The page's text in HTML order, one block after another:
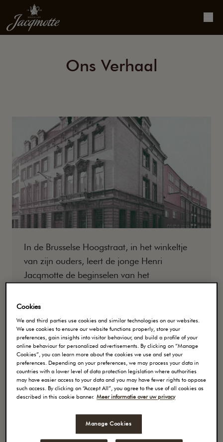
Ons Verhaal
In de Brusselse Hoogstraat, in het winkeltje
van zijn ouders, leert de jonge Henri
Jacqmotte de beginselen van het
en aroma’s van exotische bonen kan
onthullen dankzij een uniek proces waarbij hij
intense hitte en precieze koeling combineert.
Als het over zijn koffie gaat, sluit Henri geen
compromissen. Hij laat de versgebrande
koffie rechtstreeks afleveren bij de Brusselse
kruideniers met paard en kar. De naam
Jacqmotte staat synoniem voor kwaliteit. De
winkeliers zetten dan ook met trots de
merknaam op hun gevel.
Cookies
We and third parties use cookies and similar technologies on our websites.
We use cookies to ensure our website functions properly, store your
preferences, gain insights into visitor behaviour, and build a profile of your
online behaviour for personalized advertisements. By clicking on “Manage
Cookies”, you can learn more about the cookies we use and set your
preferences. Depending on your preferences, we may process your data in
countries with a lower level of data protection legislation where authorities
may have easier access to your data and you may have fewer rights to oppose
such access. By clicking on “Accept All”, you agree to the use of all cookies as
described in this cookie banner. Meer informatie over uw privacy
Manage Cookies